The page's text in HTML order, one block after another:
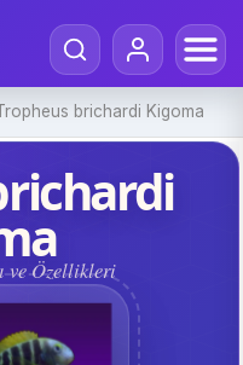
brichardi Kigoma
ve Özellikleri